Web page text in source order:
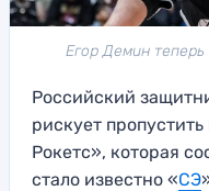
Егор Демин теперь
Российский
рискует
Рокетс», которая
стало известно «СЭ